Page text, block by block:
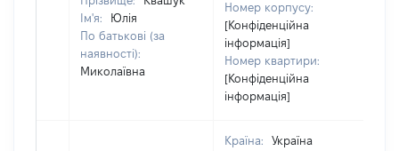
Ім'я:
Юлія
По батькові (за
наявності):
Миколаївна
Номер корпусу:
[Конфіденційна
інформація]
Номер квартири:
[Конфіденційна
інформація]
Країна:
Україна